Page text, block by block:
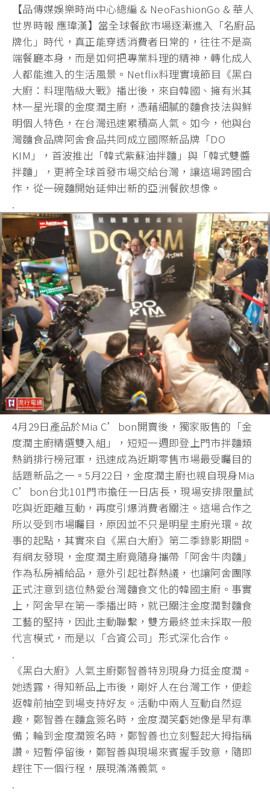
【品傳媒娛樂時尚中心總編 & NeoFashionGo & 華人
世界時報 應瑋漢】當全球餐飲市場逐漸進入「名廚品
牌化」時代，真正能穿透消費者日常的，往往不是高
端餐廳本身，而是如何把專業料理的精神，轉化成人
人都能進入的生活風景。Netflix料理實境節目《黑白
大廚：料理階級大戰》播出後，來自韓國、擁有米其
林一星光環的金度潤主廚，憑藉細膩的麵食技法與鮮
明個人特色，在台灣迅速累積高人氣。如今，他與台
灣麵食品牌阿舍食品共同成立國際新品牌「DO
KIM」，首波推出「韓式紫蘇油拌麵」與「韓式雙醬
拌麵」，更將全球首發市場交給台灣，讓這場跨國合
作，從一碗麵開始延伸出新的亞洲餐飲想像。
.
4月29日產品於Mia C’bon開賣後，獨家販售的「金
度潤主廚精選雙入組」，短短一週即登上門市拌麵類
熱銷排行榜冠軍，迅速成為近期零售市場最受矚目的
話題新品之一。5月22日，金度潤主廚也親自現身Mia
C’bon台北101門市擔任一日店長，現場安排限量試
吃與近距離互動，再度引爆消費者關注。這場合作之
所以受到市場矚目，原因並不只是明星主廚光環。故
事的起點，其實來自《黑白大廚》第二季錄影期間。
有網友發現，金度潤主廚竟隨身攜帶「阿舍牛肉麵」
作為私房補給品，意外引起社群熱議，也讓阿舍團隊
正式注意到這位熱愛台灣麵食文化的韓國主廚。事實
上，阿舍早在第一季播出時，就已關注金度潤對麵食
工藝的堅持，因此主動聯繫，雙方最終並未採取一般
代言模式，而是以「合資公司」形式深化合作。
.
《黑白大廚》人氣主廚鄭智善特別現身力挺金度潤。
她透露，得知新品上市後，剛好人在台灣工作，便趁
返韓前抽空到場支持好友。活動中兩人互動自然逗
趣，鄭智善在麵盒簽名時，金度潤笑虧她像是早有準
備；輪到金度潤簽名時，鄭智善也立刻豎起大拇指稱
讚。短暫停留後，鄭智善與現場來賓握手致意，隨即
趕往下一個行程，展現滿滿義氣。
.